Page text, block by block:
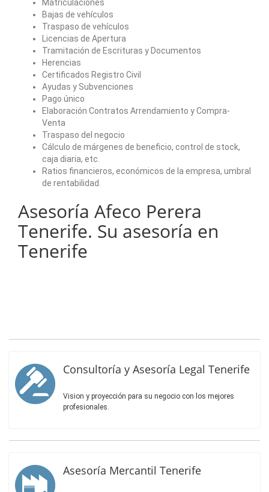
Matriculaciones
Bajas de vehículos
Traspaso de vehículos
Licencias de Apertura
Tramitación de Escrituras y Documentos
Herencias
Certificados Registro Civil
Ayudas y Subvenciones
Pago único
Elaboración Contratos Arrendamiento y Compra-
Venta
Traspaso del negocio
Cálculo de márgenes de beneficio, control de stock,
caja diaria, etc.
Ratios financieros, económicos de la empresa, umbral
de rentabilidad.
Asesoría Afeco Perera
Tenerife. Su asesoría en
Tenerife
Consultoría y Asesoría Legal Tenerife
Vision y proyección para su negocio con los mejores
profesionales.
Asesoría Mercantil Tenerife